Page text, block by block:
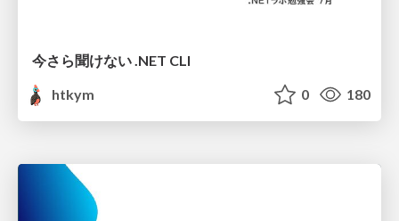
今さら聞けない .NET CLI
htkym
0 180